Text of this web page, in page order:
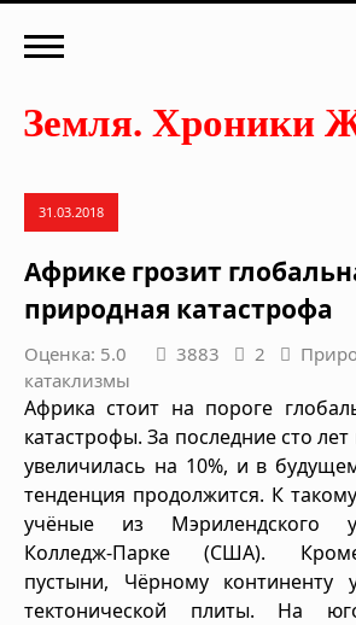
31.03.2018
Африке грозит
природная катастрофа
Оценка: 5.0 3883 2
катаклизмы
Африка стоит на пороге
катастрофы. За последние сто
увеличилась на 10%, и в
тенденция продолжится. К
учёные из Мэрилендского
Колледж-Парке (США).
пустыни, Чёрному континенту
тектонической плиты. На